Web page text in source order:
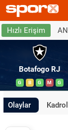
Hızlı Erişim
Botafogo RJ
G B G M G
Olaylar